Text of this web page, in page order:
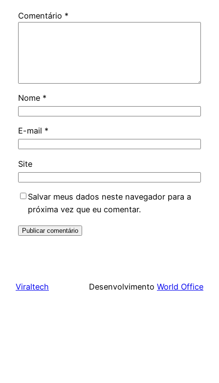
Comentário *
Nome *
E-mail *
Site
Salvar meus dados neste navegador para a
próxima vez que eu comentar.
Viraltech Desenvolvimento World Office